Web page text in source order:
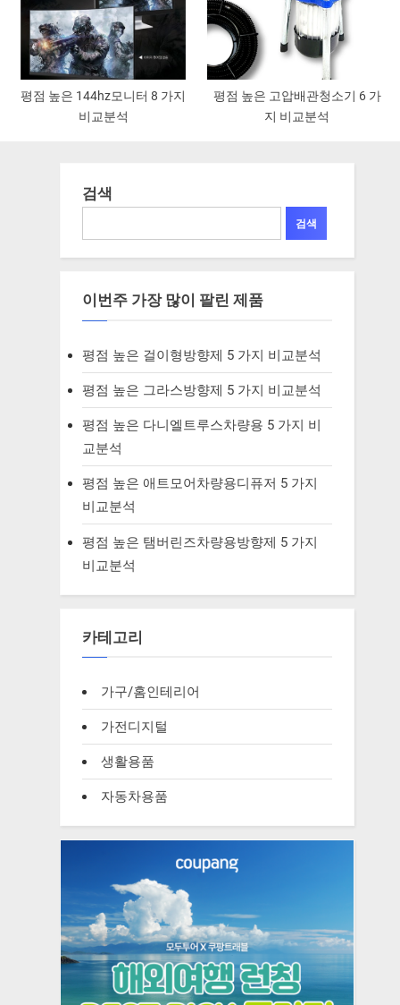
평점 높은 144hz모니터 8 가지
비교분석
평점 높은 고압배관청소기 6 가
지 비교분석
검색
검색
이번주 가장 많이 팔린 제품
평점 높은 걸이형방향제 5 가지 비교분석
평점 높은 그라스방향제 5 가지 비교분석
평점 높은 다니엘트루스차량용 5 가지 비
교분석
평점 높은 애트모어차량용디퓨저 5 가지
비교분석
평점 높은 탬버린즈차량용방향제 5 가지
비교분석
카테고리
가구/홈인테리어
가전디지털
생활용품
자동차용품